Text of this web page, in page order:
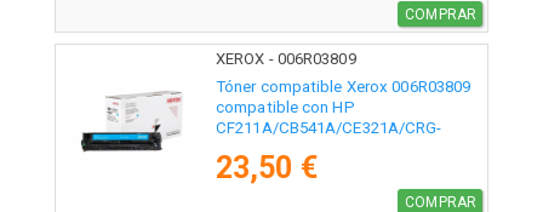
COMPRAR
XEROX - 006R03809
Tóner compatible Xerox 006R03809
compatible con HP
CF211A/CB541A/CE321A/CRG-
23,50 €
COMPRAR